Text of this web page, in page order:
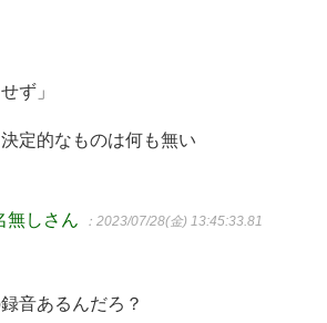
ず」
定的なものは何も無い
無しさん ：2023/07/28(金) 13:45:33.81
音あるんだろ？